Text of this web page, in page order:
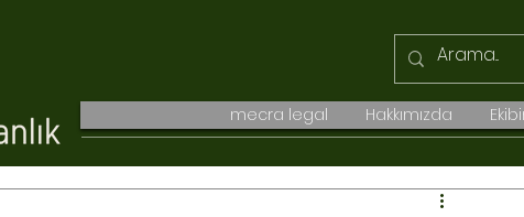
mecra legal Hakkımızda